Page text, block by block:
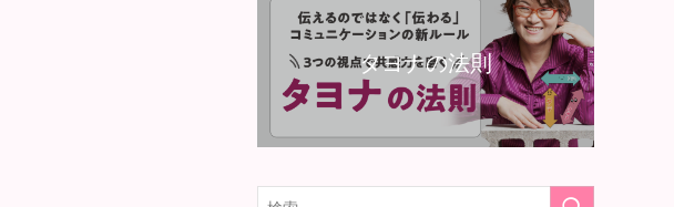
タヨナの法則